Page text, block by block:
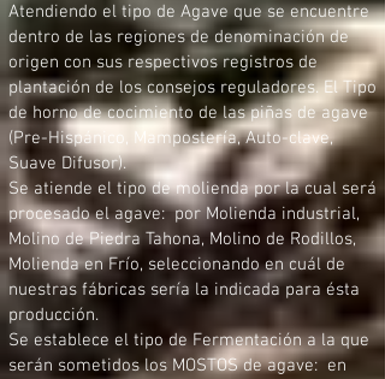
Atendiendo el tipo de Agave que se encuentre
dentro de las regiones de denominación de
origen con sus respectivos registros de
plantación de los consejos reguladores. El Tipo
de horno de cocimiento de las piñas de agave
(Pre-Hispánico, Mampostería, Auto-clave,
Suave Difusor).
Se atiende el tipo de molienda por la cual será
procesado el agave: por Molienda industrial,
Molino de Piedra Tahona, Molino de Rodillos,
Molienda en Frío, seleccionando en cuál de
nuestras fábricas sería la indicada para ésta
producción.
Se establece el tipo de Fermentación a la que
serán sometidos los MOSTOS de agave: en